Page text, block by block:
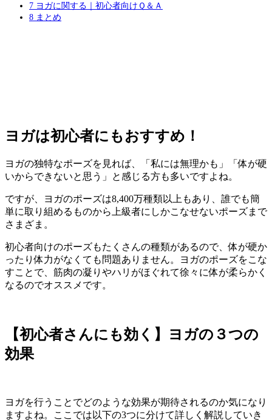
7 ヨガに関する｜初心者向けＱ＆Ａ
8 まとめ
ヨガは初心者にもおすすめ！
ヨガの独特なポーズを見れば、「私には無理かも」「体が硬
いからできないと思う」と感じる方も多いですよね。
ですが、 ヨガのポーズは8,400万種類以上もあり
、誰でも簡
単に取り組めるものから上級者にしかこなせないポーズまで
さまざま。
初心者向けのポーズもたくさんの種類があるので、体が硬か
ったり体力がなくても問題ありません。ヨガのポーズをこな
すことで、筋肉の凝りやハリがほぐれて徐々に体が柔らかく
なるのでオススメです。
【初心者さんにも効く】ヨガの３つの
効果
ヨガを行うことでどのような効果が期待されるのか気になり
ますよね。ここでは以下の3つに分けて詳しく解説していき